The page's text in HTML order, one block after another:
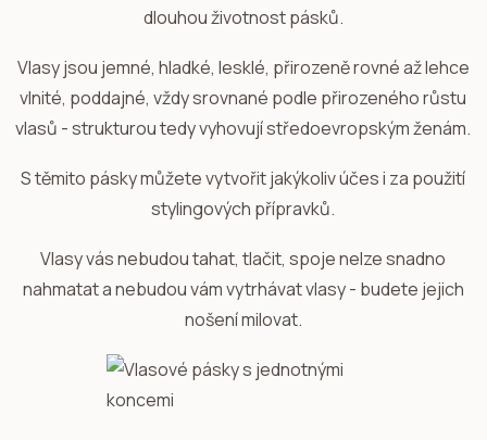
dlouhou životnost pásků.
Vlasy jsou jemné, hladké, lesklé, přirozeně rovné až lehce
vlnité, poddajné, vždy srovnané podle přirozeného růstu
vlasů - strukturou tedy vyhovují středoevropským ženám.
S těmito pásky můžete vytvořit jakýkoliv účes i za použití
stylingových přípravků.
Vlasy vás nebudou tahat, tlačit, spoje nelze snadno
nahmatat a nebudou vám vytrhávat vlasy - budete jejich
nošení milovat.